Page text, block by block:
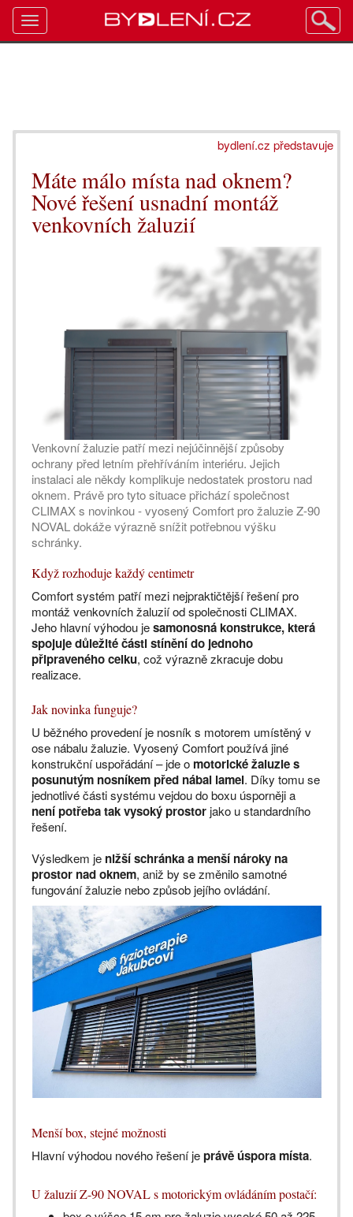
bydlení.cz představuje
Máte málo místa nad oknem?
Nové řešení usnadní montáž
venkovních žaluzií
Venkovní žaluzie patří mezi nejúčinnější způsoby
ochrany před letním přehříváním interiéru. Jejich
instalaci ale někdy komplikuje nedostatek prostoru nad
oknem. Právě pro tyto situace přichází společnost
CLIMAX s novinkou - vyosený Comfort pro žaluzie Z-90
NOVAL dokáže výrazně snížit potřebnou výšku
schránky.
Když rozhoduje každý centimetr
Comfort systém patří mezi nejpraktičtější řešení pro
montáž venkovních žaluzií od společnosti CLIMAX.
Jeho hlavní výhodou jesamonosná konstrukce, která
spojuje důležité části stínění do jednoho
připraveného celku, což výrazně zkracuje dobu
realizace.
Jak novinka funguje?
U běžného provedení je nosník s motorem umístěný v
ose nábalu žaluzie. Vyosený Comfort používá jiné
konstrukční uspořádání – jde o motorické žaluzie s
posunutým nosníkem před nábal lamel. Díky tomu se
jednotlivé části systému vejdou do boxu úsporněji a
není potřeba tak vysoký prostor jako u standardního
řešení.
Výsledkem je nižší schránka a menší nároky na
prostor nad oknem, aniž by se změnilo samotné
fungování žaluzie nebo způsob jejího ovládání.
Menší box, stejné možnosti
Hlavní výhodou nového řešení jeprávě úspora místa.
U žaluzií Z-90 NOVAL s motorickým ovládáním postačí:
Toggle
navigation